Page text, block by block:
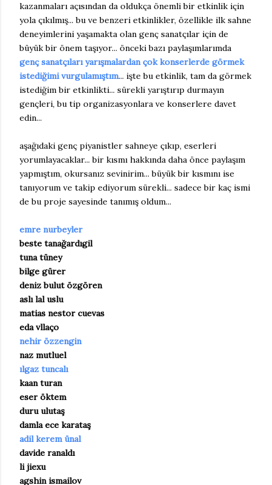
kazanmaları açısından da oldukça önemli bir etkinlik için
yola çıkılmış... bu ve benzeri etkinlikler, özellikle ilk sahne
deneyimlerini yaşamakta olan genç sanatçılar için de
büyük bir önem taşıyor... önceki bazı paylaşımlarımda
genç sanatçıları yarışmalardan çok konserlerde görmek
istediğimi vurgulamıştım... işte bu etkinlik, tam da görmek
istediğim bir etkinlikti... sürekli yarıştırıp durmayın
gençleri, bu tip organizasyonlara ve konserlere davet
edin...
aşağıdaki genç piyanistler sahneye çıkıp, eserleri
yorumlayacaklar... bir kısmı hakkında daha önce paylaşım
yapmıştım, okursanız sevinirim... büyük bir kısmını ise
tanıyorum ve takip ediyorum sürekli... sadece bir kaç ismi
de bu proje sayesinde tanımış oldum...
emre nurbeyler
beste tanağardıgil
tuna tüney
bilge gürer
deniz bulut özgören
aslı lal uslu
matias nestor cuevas
eda vllaço
nehir özzengin
naz mutluel
ılgaz tuncalı
kaan turan
eser öktem
duru ulutaş
damla ece karataş
adil kerem ünal
davide ranaldı
li jiexu
agshin ismailov